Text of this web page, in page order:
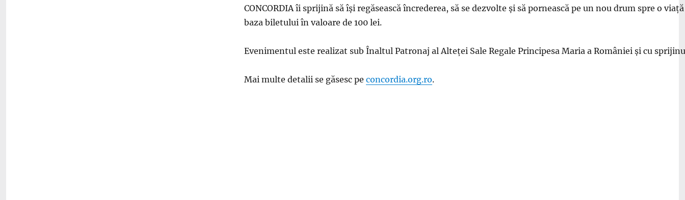
CONCORDIA îi sprijină să își regăsească încrederea, să se dezvolte și să pornească pe un nou drum spre o
baza biletului în valoare de 100 lei.
Evenimentul este realizat sub Înaltul Patronaj al Alteței Sale Regale Principesa Maria a României și cu
Mai multe detalii se găsesc pe concordia.org.ro.